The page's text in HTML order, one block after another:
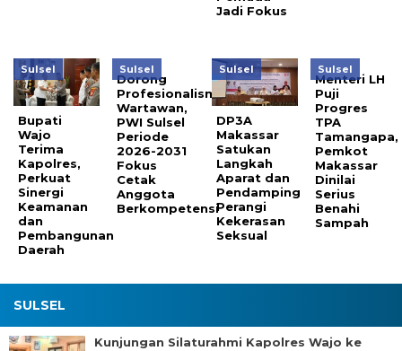
Jadi Fokus
Sulsel
Bupati
Wajo
Terima
Kapolres,
Perkuat
Sinergi
Keamanan
dan
Pembangunan
Daerah
Sulsel
Dorong
Profesionalisme
Wartawan,
PWI Sulsel
Periode
2026-2031
Fokus
Cetak
Anggota
Berkompetensi
Sulsel
DP3A
Makassar
Satukan
Langkah
Aparat dan
Pendamping
Perangi
Kekerasan
Seksual
Sulsel
Menteri LH
Puji
Progres
TPA
Tamangapa,
Pemkot
Makassar
Dinilai
Serius
Benahi
Sampah
SULSEL
Kunjungan Silaturahmi Kapolres Wajo ke